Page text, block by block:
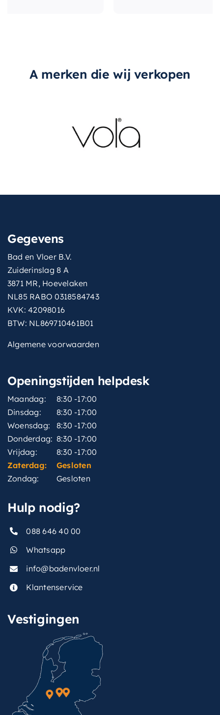
A merken die wij verkopen
Gegevens
Bad en Vloer B.V.
Zuiderinslag 8 A
3871 MR, Hoevelaken
NL85 RABO 0318584743
KVK: 42098016
BTW: NL869710461B01
Algemene voorwaarden
Openingstijden helpdesk
Maandag:
8:30 -17:00
Dinsdag:
8:30 -17:00
Woensdag:
8:30 -17:00
Donderdag: 8:30 -17:00
Vrijdag:
8:30 -17:00
Zaterdag:
Gesloten
Zondag:
Gesloten
Hulp nodig?
088 646 40 00
Whatsapp
info@badenvloer.nl
Klantenservice
Vestigingen